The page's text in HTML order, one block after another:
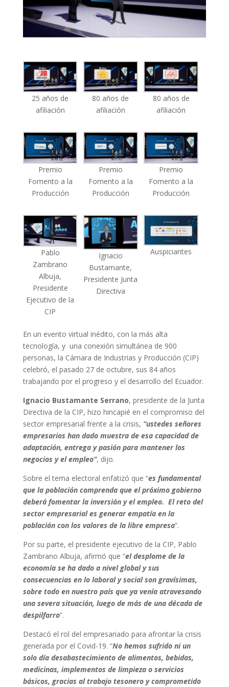
25 años de
afiliación
80 años de
afiliación
80 años de
afiliación
Premio
Fomento a la
Producción
Premio
Fomento a la
Producción
Premio
Fomento a la
Producción
Pablo
Zambrano
Albuja,
Presidente
Ejecutivo de la
CIP
Ignacio
Bustamante,
Presidente Junta
Directiva
Auspiciantes
En un evento virtual inédito, con la más alta
tecnología, y una conexión simultánea de 900
personas, la Cámara de Industrias y Producción (CIP)
celebró, el pasado 27 de octubre, sus 84 años
trabajando por el progreso y el desarrollo del Ecuador.
Ignacio Bustamante Serrano, presidente de la Junta
Directiva de la CIP, hizo hincapié en el compromiso del
sector empresarial frente a la crisis, “ustedes señores
empresarios han dado muestra de esa capacidad de
adaptación, entrega y pasión para mantener los
negocios y el empleo”, dijo.
Sobre el tema electoral enfatizó que “es fundamental
que la población comprenda que el próximo gobierno
deberá fomentar la inversión y el empleo. El reto del
sector empresarial es generar empatía en la
población con los valores de la libre empresa”.
Por su parte, el presidente ejecutivo de la CIP, Pablo
Zambrano Albuja, afirmó que “el desplome de la
economía se ha dado a nivel global y sus
consecuencias en lo laboral y social son gravísimas,
sobre todo en nuestro país que ya venía atravesando
una severa situación, luego de más de una década de
despilfarro”.
Destacó el rol del empresariado para afrontar la crisis
generada por el Covid-19. “No hemos sufrido ni un
solo día desabastecimiento de alimentos, bebidas,
medicinas, implementos de limpieza o servicios
básicos, gracias al trabajo tesonero y comprometido